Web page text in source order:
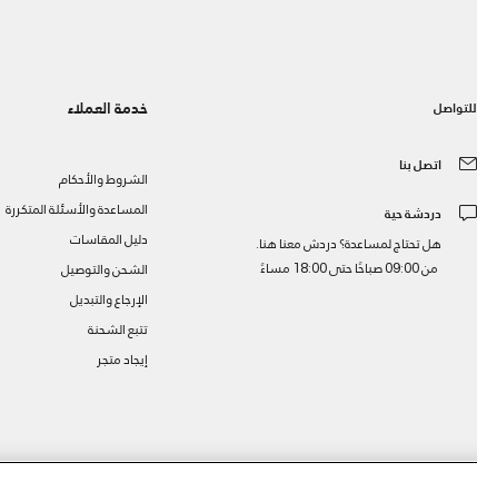
للتواصل
اتصل بنا
دردشة حية
هل تحتاج لمساعدة؟ دردش معنا هنا.
من 09:00 صباحًا حتى 18:00 مساءً
خدمة العملاء
الشروط والأحكام
المساعدة والأسئلة المتكررة
دليل المقاسات
الشحن والتوصيل
الإرجاع والتبديل
تتبع الشحنة
إيجاد متجر